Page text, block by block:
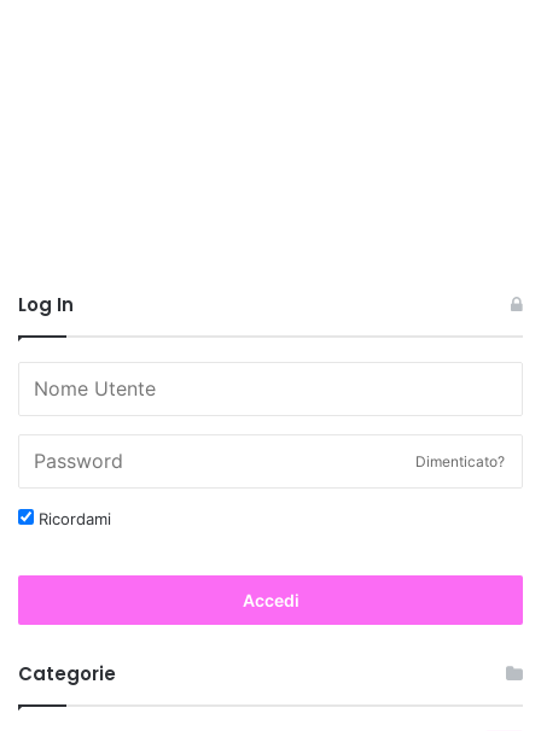
Log In
Dimenticato?
Ricordami
Accedi
Categorie